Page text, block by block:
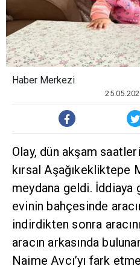
Haber Merkezi
Olay, dün akşam
kırsal Aşağıkekliktepe
meydana geldi. İddiaya
evinin bahçesinde
indirdikten sonra
aracın arkasında
Naime Avcı’yı fark